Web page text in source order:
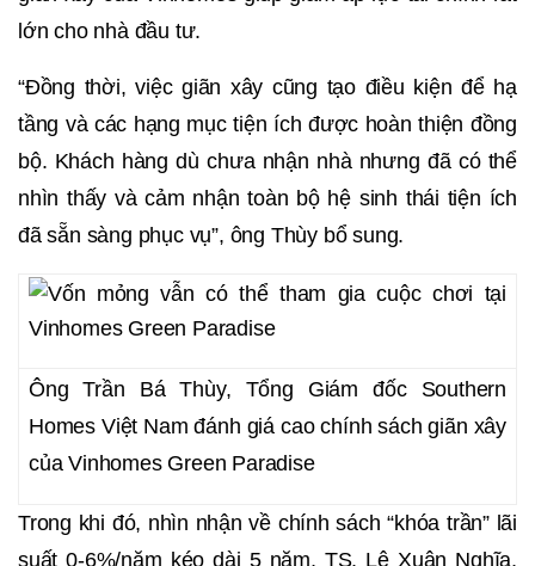
lớn cho nhà đầu tư.
“Đồng thời, việc giãn xây cũng tạo điều kiện để hạ
tầng và các hạng mục tiện ích được hoàn thiện đồng
bộ. Khách hàng dù chưa nhận nhà nhưng đã có thể
nhìn thấy và cảm nhận toàn bộ hệ sinh thái tiện ích
đã sẵn sàng phục vụ”, ông Thùy bổ sung.
Ông Trần Bá Thùy, Tổng Giám đốc Southern
Homes Việt Nam đánh giá cao chính sách giãn xây
của Vinhomes Green Paradise
Trong khi đó, nhìn nhận về chính sách “khóa trần” lãi
suất 0-6%/năm kéo dài 5 năm, TS. Lê Xuân Nghĩa,